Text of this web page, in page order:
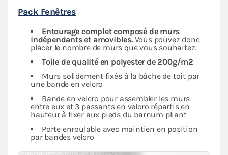
Pack Fenêtres
Entourage complet composé de murs
indépendants et amovibles. Vous pouvez donc
placer le nombre de murs que vous souhaitez.
Toile de qualité en polyester de 200g/m2
Murs solidement fixés à la bâche de toit par
une bande en velcro
Bande en velcro pour assembler les murs
entre eux et 3 passants en velcro répartis en
hauteur à fixer aux pieds du barnum pliant
Porte enroulable avec maintien en position
par bandes velcro